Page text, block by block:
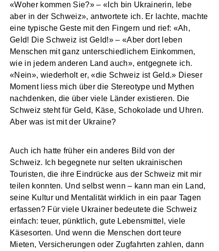
«Woher kommen Sie?» – «Ich bin Ukrainerin, lebe
aber in der Schweiz», antwortete ich. Er lachte, machte
eine typische Geste mit den Fingern und rief: «Ah,
Geld! Die Schweiz ist Geld!» – «Aber dort leben
Menschen mit ganz unterschiedlichem Einkommen,
wie in jedem anderen Land auch», entgegnete ich.
«Nein», wiederholt er, «die Schweiz ist Geld.» Dieser
Moment liess mich über die Stereotype und Mythen
nachdenken, die über viele Länder existieren. Die
Schweiz steht für Geld, Käse, Schokolade und Uhren.
Aber was ist mit der Ukraine?
Auch ich hatte früher ein anderes Bild von der
Schweiz. Ich begegnete nur selten ukrainischen
Touristen, die ihre Eindrücke aus der Schweiz mit mir
teilen konnten. Und selbst wenn – kann man ein Land,
seine Kultur und Mentalität wirklich in ein paar Tagen
erfassen? Für viele Ukrainer bedeutete die Schweiz
einfach: teuer, pünktlich, gute Lebensmittel, viele
Käsesorten. Und wenn die Menschen dort teure
Mieten, Versicherungen oder Zugfahrten zahlen, dann